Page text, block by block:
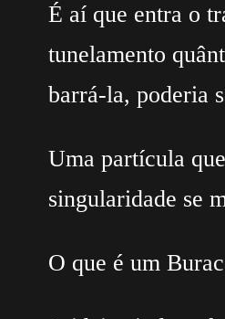
É aí que entra o
tunelamento
barrá-la, poderia
Uma partícula
singularidade se
O que é um